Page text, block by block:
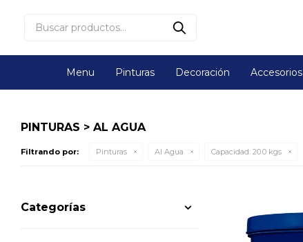
Menu Pinturas Decoración Accesorios
PINTURAS > AL AGUA
Filtrando por: Pinturas Al Agua Capacidad: 20.0 kgs
Categorías